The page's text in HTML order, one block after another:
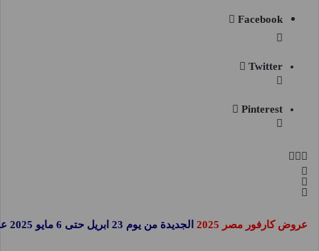
Facebook
Twitter
Pinterest
عروض كارفور مصر 2025 الجديدة من يوم 23 ابريل حتى 6 مايو 2025 عروض الصيف او حتى نفاذ الكمية نستعرضها معكم فى صفحة واحدة على موقع